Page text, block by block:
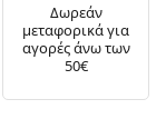
Δωρεάν
μεταφορικά για
αγορές άνω των
50€